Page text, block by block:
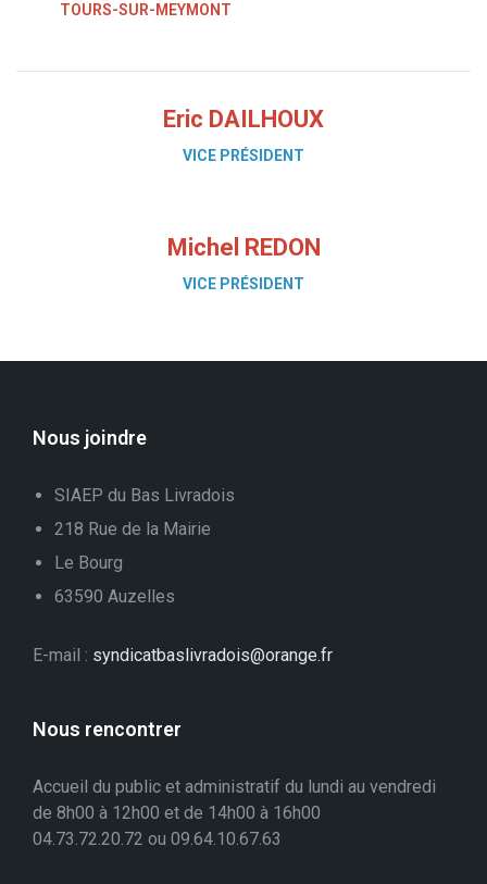
TOURS-SUR-MEYMONT
Eric DAILHOUX
VICE PRÉSIDENT
Michel REDON
VICE PRÉSIDENT
Nous joindre
SIAEP du Bas Livradois
218 Rue de la Mairie
Le Bourg
63590 Auzelles
E-mail : syndicatbaslivradois@orange.fr
Nous rencontrer
Accueil du public et administratif du lundi au vendredi
de 8h00 à 12h00 et de 14h00 à 16h00
04.73.72.20.72 ou 09.64.10.67.63